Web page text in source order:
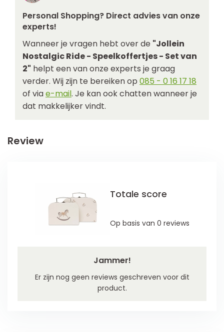
Personal Shopping? Direct advies van onze
experts!
Wanneer je vragen hebt over de "Jollein
Nostalgic Ride - Speelkoffertjes - Set van
2" helpt een van onze experts je graag
verder. Wij zijn te bereiken op 085 - 0 16 17 18
of viae-mail. Je kan ook chatten wanneer je
dat makkelijker vindt.
Review
Jammer!
Er zijn nog geen reviews geschreven voor dit
product.
Totale score
Op basis van 0 reviews